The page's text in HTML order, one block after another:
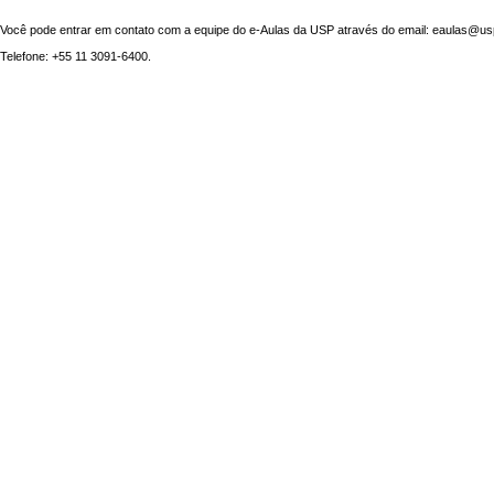
Você pode entrar em contato com a equipe do e-Aulas da USP através do email:
Telefone: +55 11 3091-6400.